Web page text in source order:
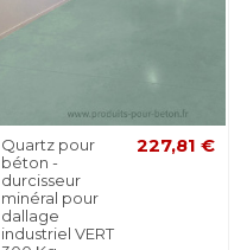
Quartz pour
béton -
durcisseur
minéral pour
dallage
industriel VERT
227,81 €